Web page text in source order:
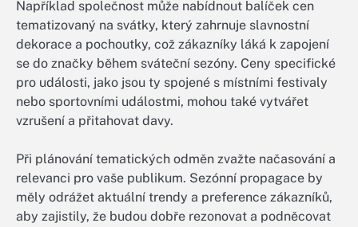
Například společnost může nabídnout balíček cen
tematizovaný na svátky, který zahrnuje slavnostní
dekorace a pochoutky, což zákazníky láká k zapojení
se do značky během sváteční sezóny. Ceny specifické
pro události, jako jsou ty spojené s místními festivaly
nebo sportovními událostmi, mohou také vytvářet
vzrušení a přitahovat davy.
Při plánování tematických odměn zvažte načasování a
relevanci pro vaše publikum. Sezónní propagace by
měly odrážet aktuální trendy a preference zákazníků,
aby zajistily, že budou dobře rezonovat a podněcovat